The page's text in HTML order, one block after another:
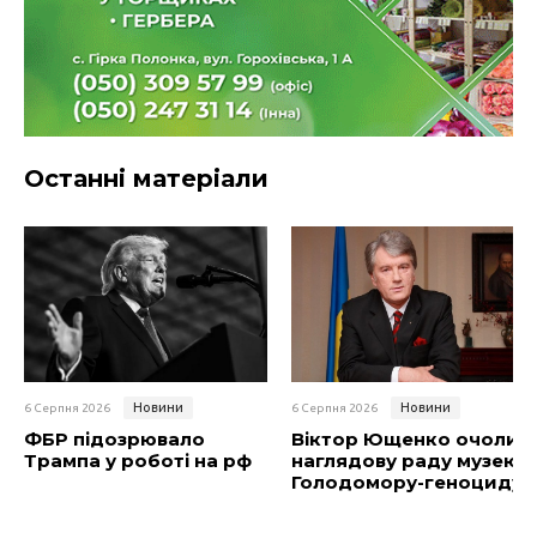
Останні матеріали
6 Серпня 2026 Новини
ФБР підозрювало
Трампа у роботі на рф
6 Серпня 2026 Новини
Віктор Ющенко очолив
наглядову раду музею
Голодомору-геноциду